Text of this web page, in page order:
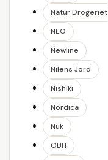
Natur Drogeriet
NEO
Newline
Nilens Jord
Nishiki
Nordica
Nuk
OBH